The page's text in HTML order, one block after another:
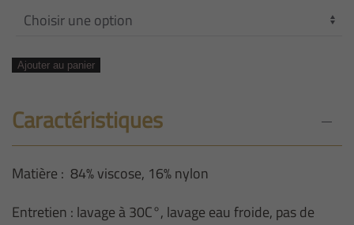
quantité
BLOUSE
UNI
MANCHE
Ajouter au panier
Caractéristiques
Matière : 84% viscose, 16% nylon
Entretien : lavage à 30C°, lavage eau froide, pas de